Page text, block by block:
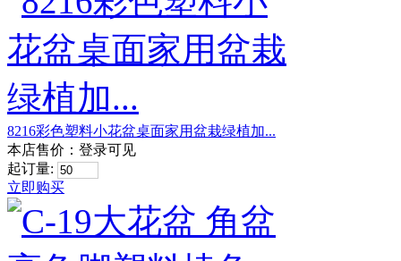
8216彩色塑料小花盆桌面家用盆栽绿植加...
本店售价： 登录可见
起订量:
立即购买